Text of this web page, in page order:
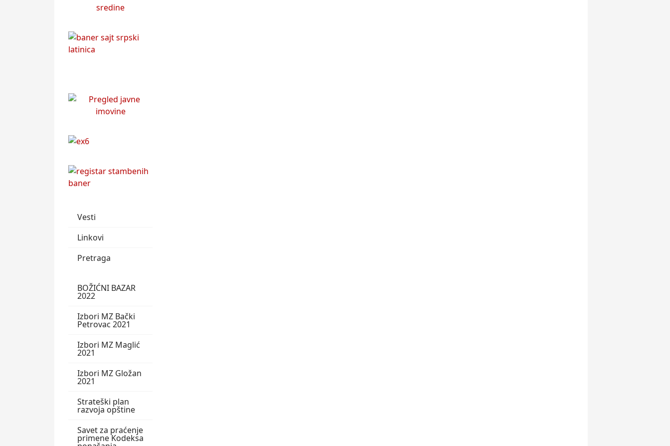
Vesti
Linkovi
Pretraga
BOŽIĆNI BAZAR
2022
Izbori MZ Bački
Petrovac 2021
Izbori MZ Maglić
2021
Izbori MZ Gložan
2021
Strateški plan
razvoja opštine
Savet za praćenje
primene Kodeksa